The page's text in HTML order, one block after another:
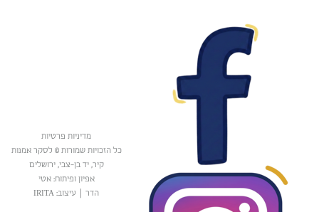
מדיניות פרטיות
כל הזכויות שמורות © לסקר אמנות
קיר, יד בן-צבי, ירושלים
אפיון ופיתוח: אטי
הדר
עיצוב: IRITA